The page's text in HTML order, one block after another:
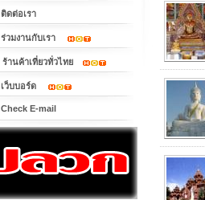
ติดต่อเรา
ร่วมงานกับเรา
ร้านค้าเที่ยวทั่วไทย
เว็บบอร์ด
Check E-mail